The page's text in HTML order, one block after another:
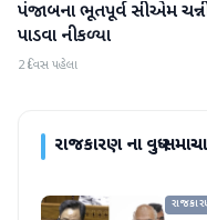
રાજકારણ
પંજાબના ભૂતપૂર્વ સીએમ ચન્ની
પાડવા નીકળ્યા
2 દિવસ પહેલા
રાજકારણના વધુ